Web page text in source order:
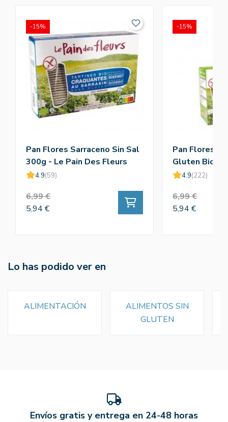
Pan Flores Sarraceno Sin Sal
300g - Le Pain Des Fleurs
4.9(59)
6,99 €
5,94 €
-15%
Pan Flores
Gluten Bio
Des Fleurs
4.9(222)
6,99 €
5,94 €
-15%
Lo has podido ver en
ALIMENTACIÓN
ALIMENTOS SIN
GLUTEN
Envíos gratis y entrega en 24-48 horas